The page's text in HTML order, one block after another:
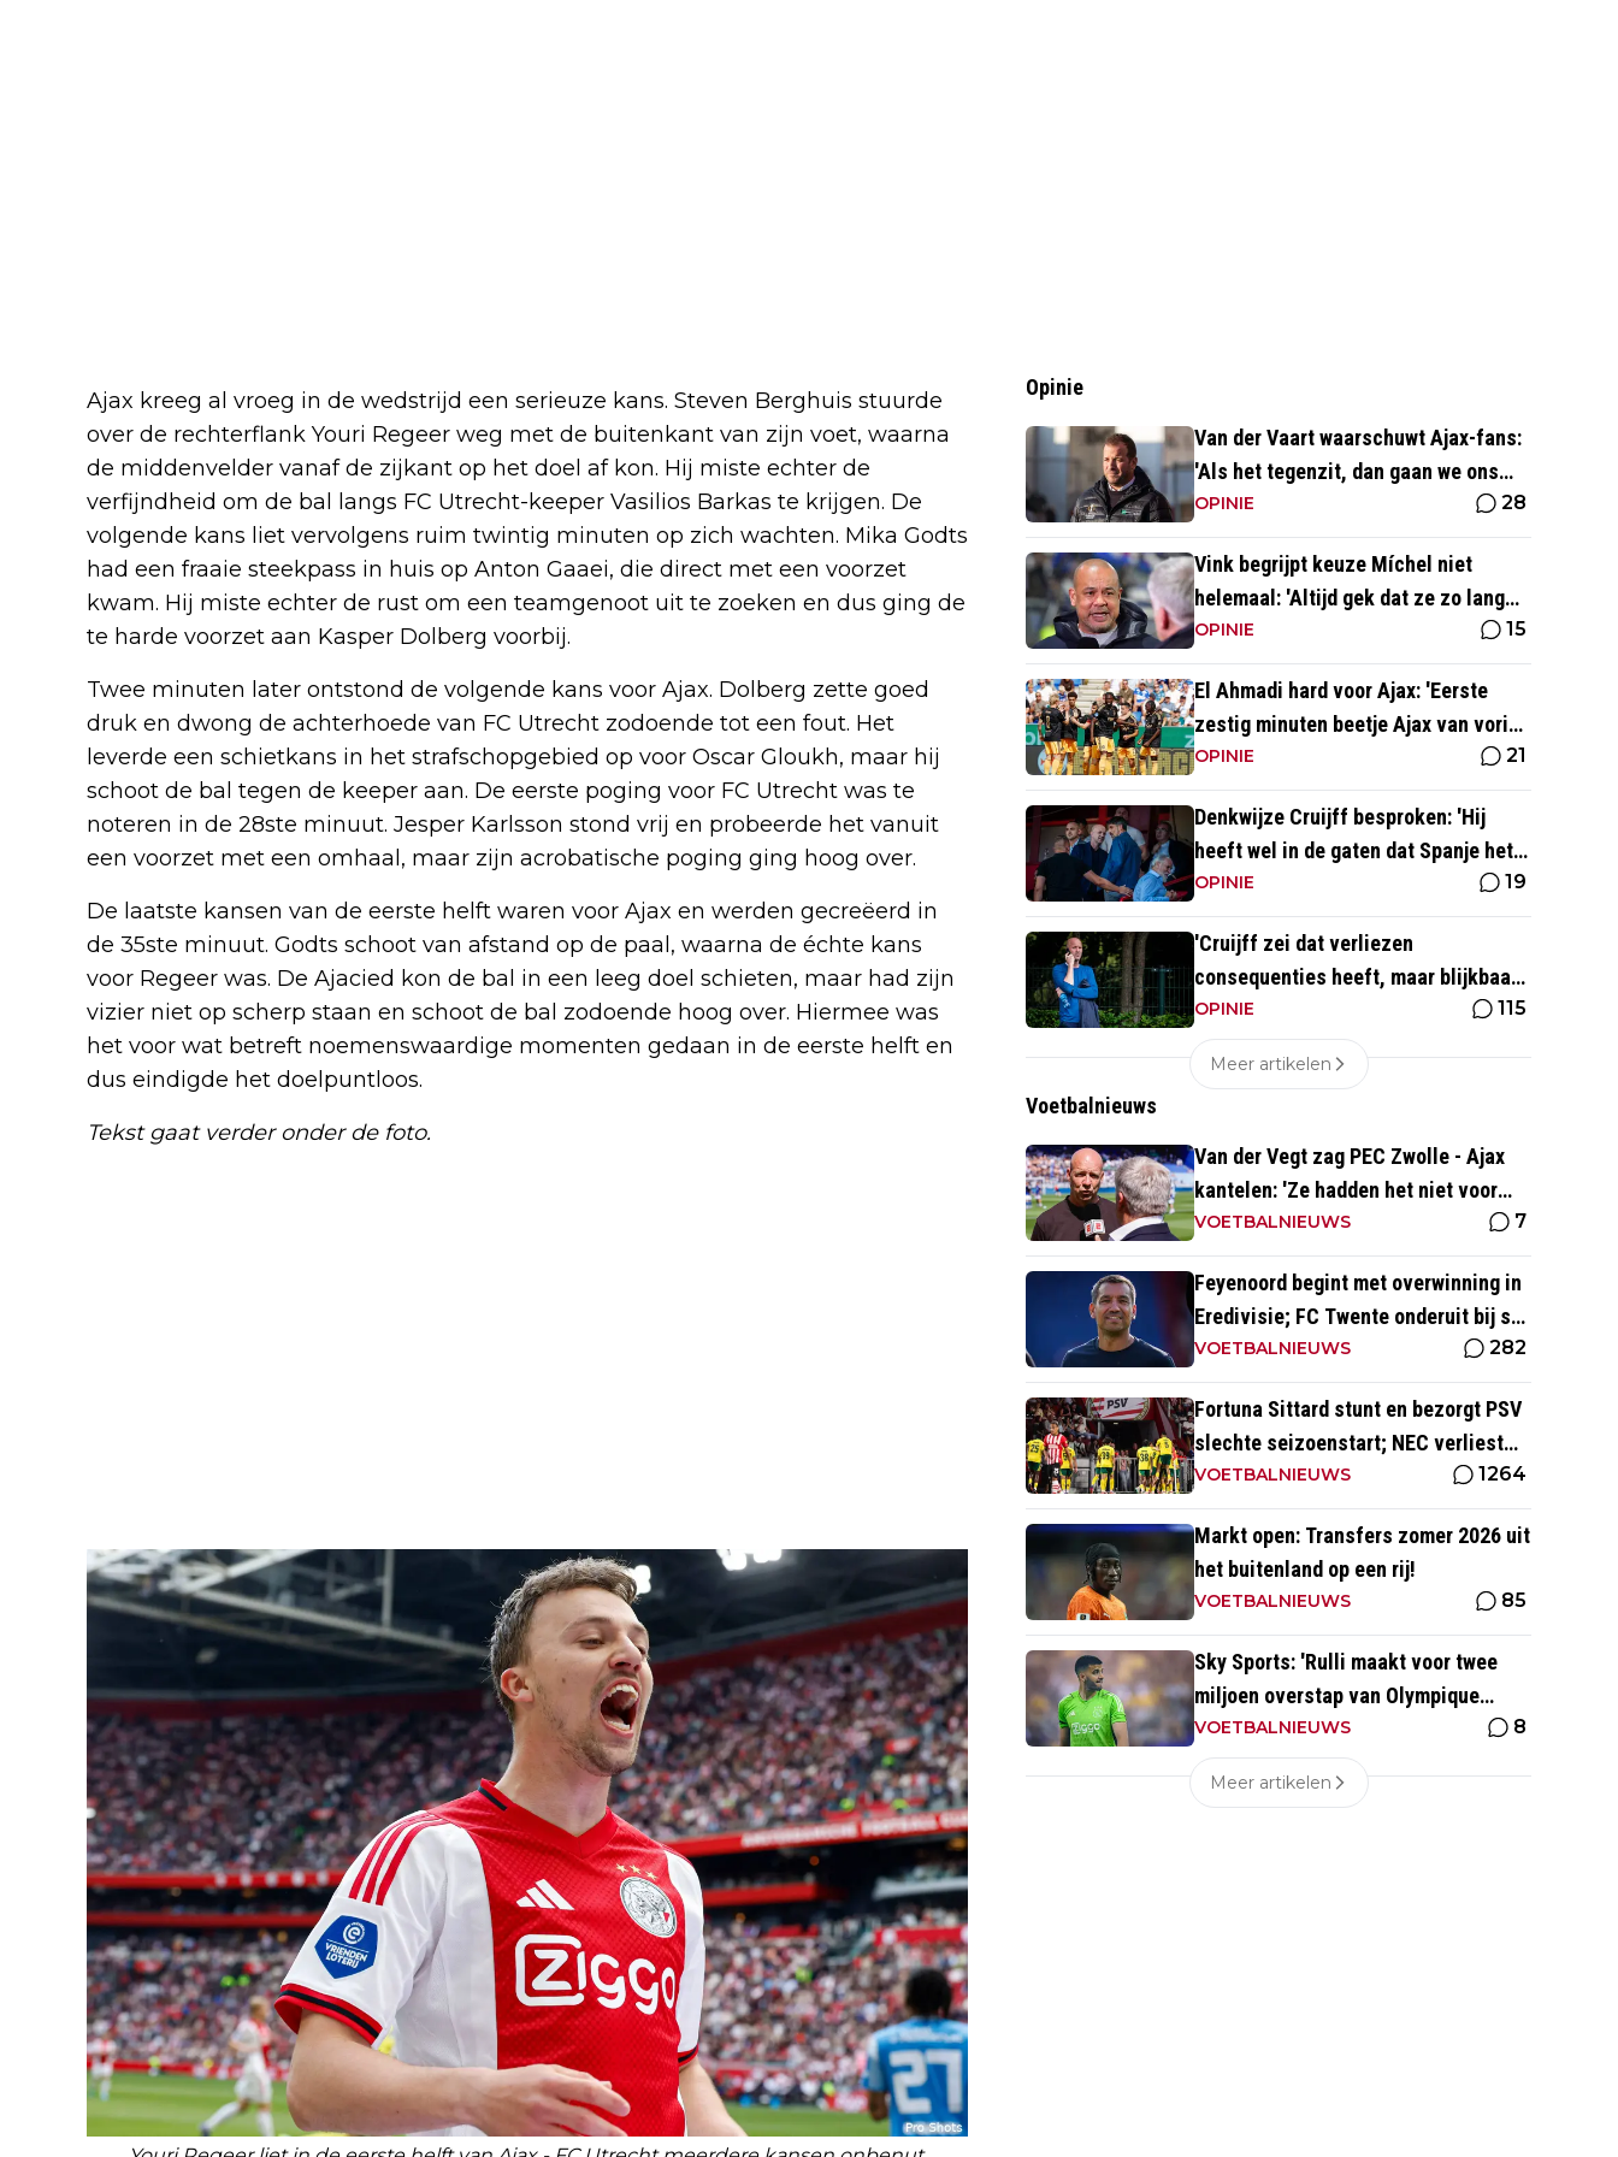
Ajax kreeg al vroeg in de wedstrijd een serieuze kans. Steven Berghuis stuurde
over de rechterflank Youri Regeer weg met de buitenkant van zijn voet, waarna
de middenvelder vanaf de zijkant op het doel af kon. Hij miste echter de
verfijndheid om de bal langs FC Utrecht-keeper Vasilios Barkas te krijgen. De
volgende kans liet vervolgens ruim twintig minuten op zich wachten. Mika Godts
had een fraaie steekpass in huis op Anton Gaaei, die direct met een voorzet
kwam. Hij miste echter de rust om een teamgenoot uit te zoeken en dus ging de
te harde voorzet aan Kasper Dolberg voorbij.
Twee minuten later ontstond de volgende kans voor Ajax. Dolberg zette goed
druk en dwong de achterhoede van FC Utrecht zodoende tot een fout. Het
leverde een schietkans in het strafschopgebied op voor Oscar Gloukh, maar hij
schoot de bal tegen de keeper aan. De eerste poging voor FC Utrecht was te
noteren in de 28ste minuut. Jesper Karlsson stond vrij en probeerde het vanuit
een voorzet met een omhaal, maar zijn acrobatische poging ging hoog over.
De laatste kansen van de eerste helft waren voor Ajax en werden gecreëerd in
de 35ste minuut. Godts schoot van afstand op de paal, waarna de échte kans
voor Regeer was. De Ajacied kon de bal in een leeg doel schieten, maar had zijn
vizier niet op scherp staan en schoot de bal zodoende hoog over. Hiermee was
het voor wat betreft noemenswaardige momenten gedaan in de eerste helft en
dus eindigde het doelpuntloos.
Tekst gaat verder onder de foto.
Opinie
Van der Vaart waarschuwt Ajax-fans:
'Als het tegenzit, dan gaan we ons
aan hem ergeren'
OPINIE 28
Vink begrijpt keuze Míchel niet
helemaal: 'Altijd gek dat ze zo lang
wachten'
OPINIE 15
El Ahmadi hard voor Ajax: 'Eerste
zestig minuten beetje Ajax van vorig
seizoen'
OPINIE 21
Denkwijze Cruijff besproken: 'Hij
heeft wel in de gaten dat Spanje het
hoogste is in het voetbal'
OPINIE 19
'Cruijff zei dat verliezen
consequenties heeft, maar blijkbaar
niet voor de trainer van Ajax 1'
OPINIE 115
Meer artikelen
Voetbalnieuws
Van der Vegt zag PEC Zwolle - Ajax
kantelen: 'Ze hadden het niet voor
elkaar en wij wel'
VOETBALNIEUWS 7
Feyenoord begint met overwinning in
Eredivisie; FC Twente onderuit bij sc
Heerenveen
VOETBALNIEUWS 282
Fortuna Sittard stunt en bezorgt PSV
slechte seizoenstart; NEC verliest
ondanks assist Tadic
VOETBALNIEUWS 1264
Markt open: Transfers zomer 2026 uit
het buitenland op een rij!
VOETBALNIEUWS 85
Sky Sports: 'Rulli maakt voor twee
miljoen overstap van Olympique
Marseille naar Manchester City'
VOETBALNIEUWS 8
Meer artikelen